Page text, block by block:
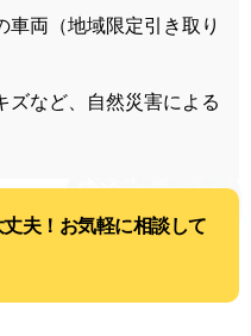
車両（地域限定引き取り
ズなど、自然災害による
夫！お気軽に相談して